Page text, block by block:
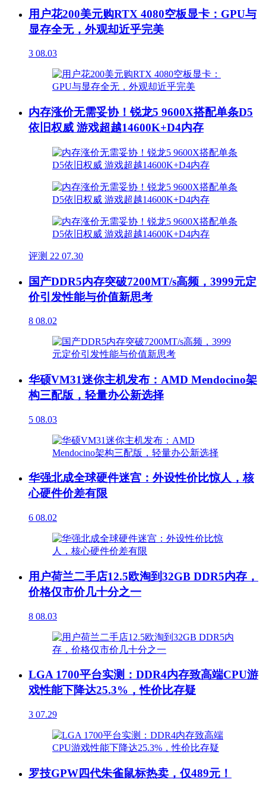
用户花200美元购RTX 4080空板显卡：GPU与
显存全无，外观却近乎完美
3 08.03
内存涨价无需妥协！锐龙5 9600X搭配单条D5
依旧权威 游戏超越14600K+D4内存
评测 22 07.30
国产DDR5内存突破7200MT/s高频，3999元定
价引发性能与价值新思考
8 08.02
华硕VM31迷你主机发布：AMD Mendocino架
构三配版，轻量办公新选择
5 08.03
华强北成全球硬件迷宫：外设性价比惊人，核
心硬件价差有限
6 08.02
用户荷兰二手店12.5欧淘到32GB DDR5内存，
价格仅市价几十分之一
8 08.03
LGA 1700平台实测：DDR4内存致高端CPU游
戏性能下降达25.3%，性价比存疑
3 07.29
罗技GPW四代朱雀鼠标热卖，仅489元！